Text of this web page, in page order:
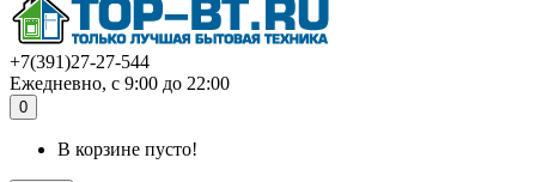
+7(391)27-27-544
Ежедневно, с 9:00 до 22:00
0
В корзине пусто!